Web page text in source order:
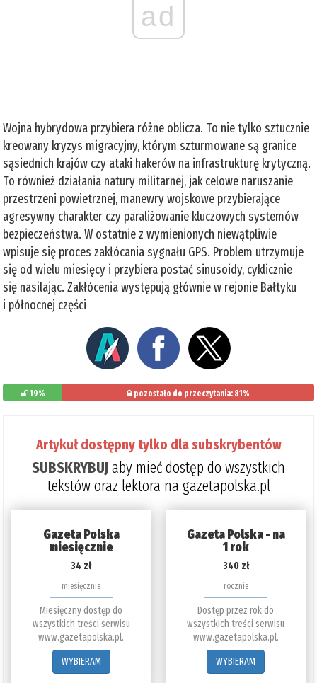
ad
Wojna hybrydowa przybiera różne oblicza. To nie tylko sztucznie
kreowany kryzys migracyjny, którym szturmowane są granice
sąsiednich krajów czy ataki hakerów na infrastrukturę krytyczną.
To również działania natury militarnej, jak celowe naruszanie
przestrzeni powietrznej, manewry wojskowe przybierające
agresywny charakter czy paraliżowanie kluczowych systemów
bezpieczeństwa. W ostatnie z wymienionych niewątpliwie
wpisuje się proces zakłócania sygnału GPS. Problem utrzymuje
się od wielu miesięcy i przybiera postać sinusoidy, cyklicznie
się nasilając. Zakłócenia występują głównie w rejonie Bałtyku
i północnej części
19% pozostało do przeczytania: 81%
Artykuł dostępny tylko dla subskrybentów
SUBSKRYBUJaby mieć dostęp do wszystkich
tekstów oraz lektora na gazetapolska.pl
Gazeta Polska
miesięcznie
34 zł
miesięcznie
Miesięczny dostęp do
wszystkich treści serwisu
www.gazetapolska.pl.
WYBIERAM
Gazeta Polska - na
1 rok
340 zł
rocznie
Dostęp przez rok do
wszystkich treści serwisu
www.gazetapolska.pl.
WYBIERAM